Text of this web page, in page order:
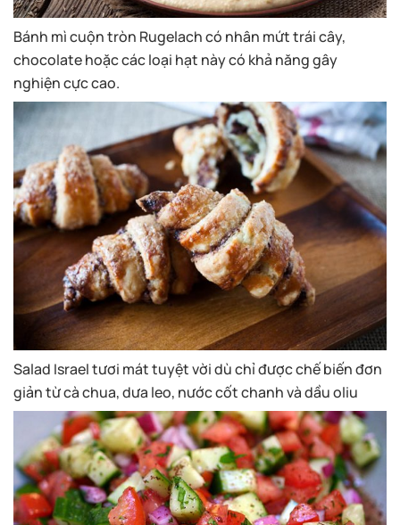
Bánh mì cuộn tròn Rugelach có nhân mứt trái cây,
chocolate hoặc các loại hạt này có khả năng gây
nghiện cực cao.
Salad Israel tươi mát tuyệt vời dù chỉ được chế biến đơn
giản từ cà chua, dưa leo, nước cốt chanh và dầu oliu